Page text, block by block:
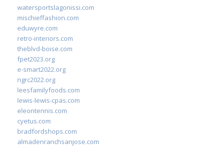
watersportslagonissi.com
mischieffashion.com
eduwyre.com
retro-interiors.com
theblvd-boise.com
fpet2023.org
e-smart2022.org
ngrc2022.org
leesfamilyfoods.com
lewis-lewis-cpas.com
eleontennis.com
cyetus.com
bradfordshops.com
almadenranchsanjose.com